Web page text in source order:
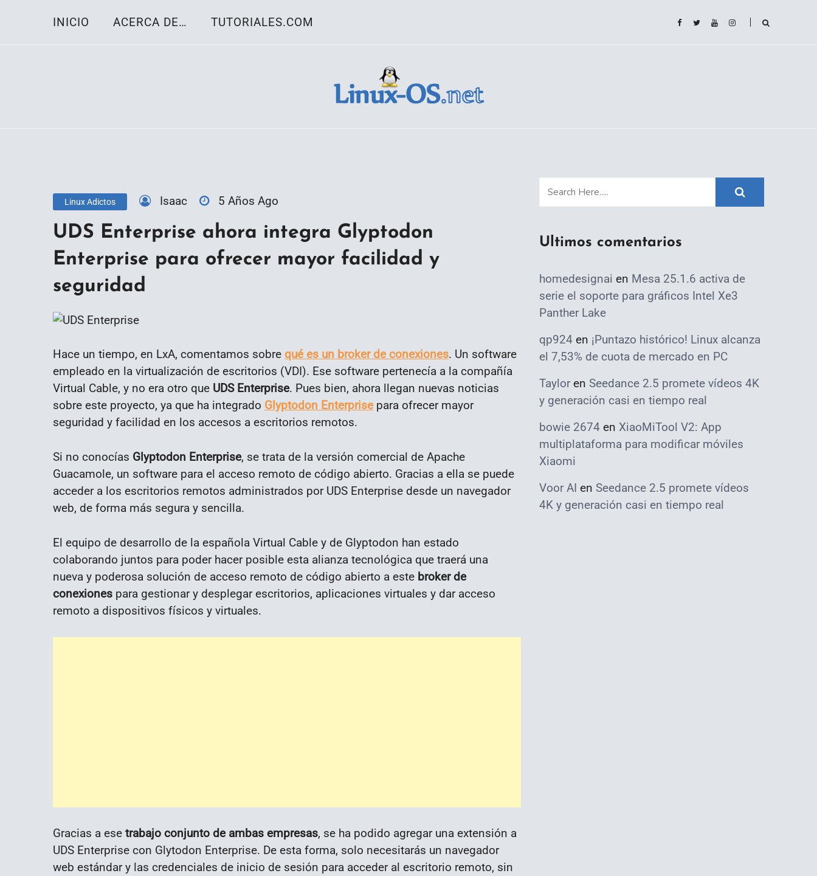
INICIO ACERCA DE… TUTORIALES.COM
Linux Adictos Isaac 5 Años Ago
UDS Enterprise ahora integra Glyptodon
Enterprise para ofrecer mayor facilidad y
seguridad
Hace un tiempo, en LxA, comentamos sobre qué es un broker de conexiones. Un software
empleado en la virtualización de escritorios (VDI). Ese software pertenecía a la compañía
Virtual Cable, y no era otro que UDS Enterprise. Pues bien, ahora llegan nuevas noticias
sobre este proyecto, ya que ha integrado Glyptodon Enterprisepara ofrecer mayor
seguridad y facilidad en los accesos a escritorios remotos.
Si no conocías Glyptodon Enterprise, se trata de la versión comercial de Apache
Guacamole, un software para el acceso remoto de código abierto. Gracias a ella se puede
acceder a los escritorios remotos administrados por UDS Enterprise desde un navegador
web, de forma más segura y sencilla.
El equipo de desarrollo de la española Virtual Cable y de Glyptodon han estado
colaborando juntos para poder hacer posible esta alianza tecnológica que traerá una
nueva y poderosa solución de acceso remoto de código abierto a este broker de
conexiones para gestionar y desplegar escritorios, aplicaciones virtuales y dar acceso
remoto a dispositivos físicos y virtuales.
Gracias a ese trabajo conjunto de ambas empresas, se ha podido agregar una extensión a
UDS Enterprise con Glytodon Enterprise. De esta forma, solo necesitarás un navegador
web estándar y las credenciales de inicio de sesión para acceder al escritorio remoto, sin
Ultimos comentarios
homedesignai en Mesa 25.1.6 activa de
serie el soporte para gráficos Intel Xe3
Panther Lake
qp924 en ¡Puntazo histórico! Linux alcanza
el 7,53% de cuota de mercado en PC
Taylor en Seedance 2.5 promete vídeos 4K
y generación casi en tiempo real
bowie 2674 en XiaoMiTool V2: App
multiplataforma para modificar móviles
Xiaomi
Voor AI en Seedance 2.5 promete vídeos
4K y generación casi en tiempo real